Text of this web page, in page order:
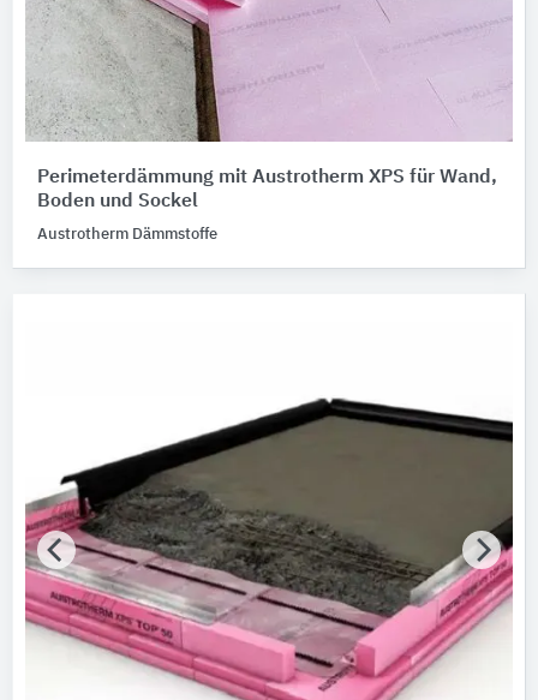
Perimeterdämmung mit Austrotherm XPS für Wand,
Boden und Sockel
Austrotherm Dämmstoffe